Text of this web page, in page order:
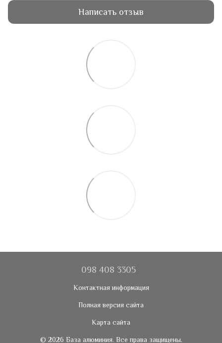
Написать отзыв
098 408 3305
Контактная информация
Полная версия сайта
Карта сайта
© 2026 База алюминия. Все права защищены.